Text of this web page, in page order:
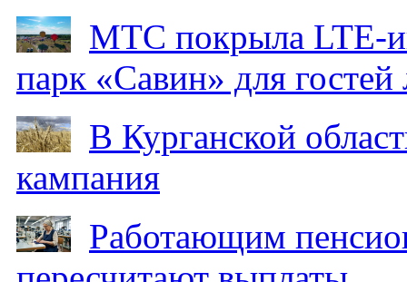
МТС покрыла LTE-
парк «Савин» для гостей
В Курганской
кампания
Работающим